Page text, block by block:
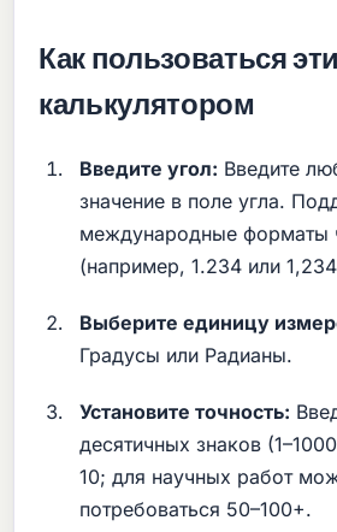
Как пользоваться
калькулятором
Введите угол: Введите
значение в поле угла.
международные форматы
(например, 1.234 или
Выберите единицу
Градусы или Радианы.
Установите точность:
десятичных знаков
10; для научных работ
потребоваться 50–100+.